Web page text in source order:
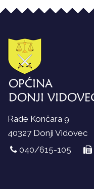
Rade Končara 9
40327 Donji Vidovec
040/615-105